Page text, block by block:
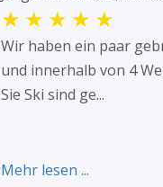
★ ★ ★ ★ ★
Wir haben ein paar
und innerhalb von 4
Sie Ski sind ge...
Mehr lesen ...